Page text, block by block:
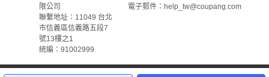
限公司
聯繫地址：11049 台北
市信義區信義路五段7
號13樓之1
統編：91002999
電子郵件：help_tw@coupang.com
©Coupang Taiwan Co., Ltd. 保留所有權利。